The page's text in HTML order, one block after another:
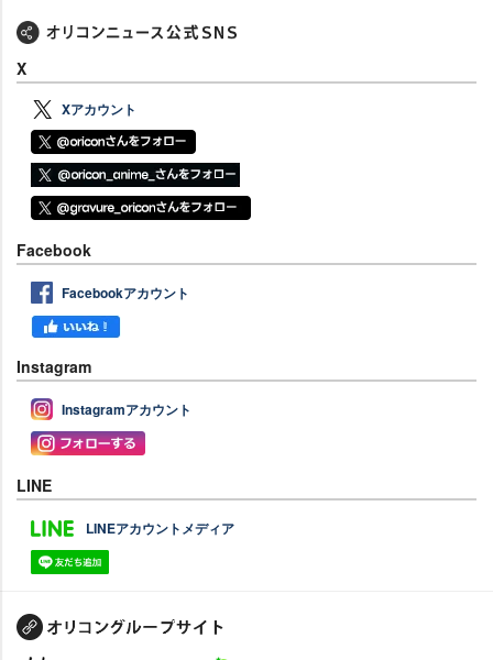
X
Xアカウント
Facebook
Facebookアカウント
Instagram
Instagramアカウント
LINE
LINEアカウントメディア